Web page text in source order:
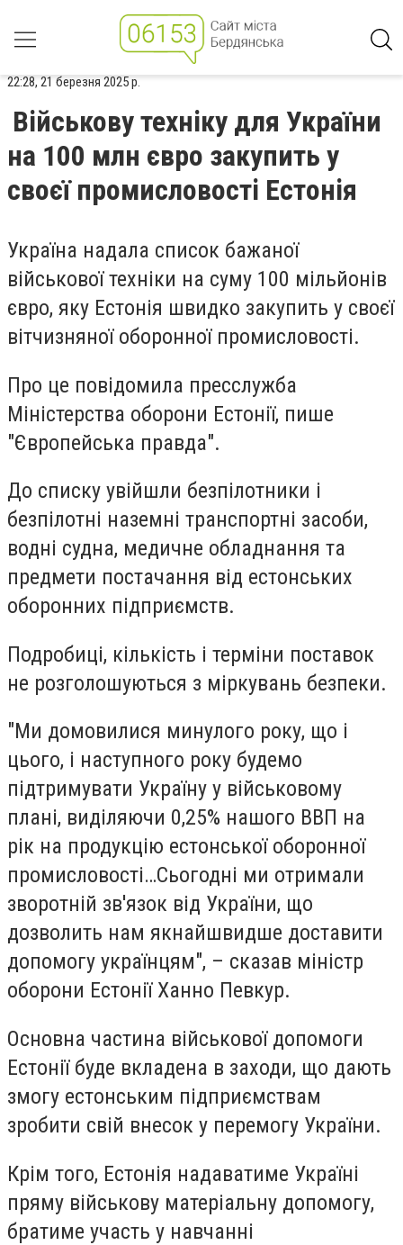
22:28, 21 березня 2025 р.
Військову техніку для України
на 100 млн євро закупить у
своєї промисловості Естонія
Україна надала список бажаної
військової техніки на суму 100 мільйонів
євро, яку Естонія швидко закупить у своєї
вітчизняної оборонної промисловості.
Про це повідомила пресслужба
Міністерства оборони Естонії, пише
"Європейська правда".
До списку увійшли безпілотники і
безпілотні наземні транспортні засоби,
водні судна, медичне обладнання та
предмети постачання від естонських
оборонних підприємств.
Подробиці, кількість і терміни поставок
не розголошуються з міркувань безпеки.
"Ми домовилися минулого року, що і
цього, і наступного року будемо
підтримувати Україну у військовому
плані, виділяючи 0,25% нашого ВВП на
рік на продукцію естонської оборонної
промисловості…Сьогодні ми отримали
зворотній зв'язок від України, що
дозволить нам якнайшвидше доставити
допомогу українцям", – сказав міністр
оборони Естонії Ханно Певкур.
Основна частина військової допомоги
Естонії буде вкладена в заходи, що дають
змогу естонським підприємствам
зробити свій внесок у перемогу України.
Крім того, Естонія надаватиме Україні
пряму військову матеріальну допомогу,
братиме участь у навчанні